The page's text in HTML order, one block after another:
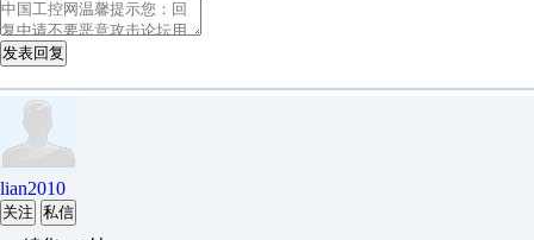
发表回复
lian2010
关注 私信